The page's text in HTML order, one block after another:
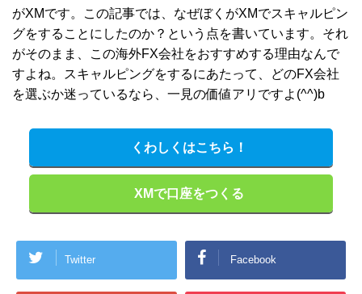
がXMです。この記事では、なぜぼくがXMでスキャルピン
グをすることにしたのか？という点を書いています。それ
がそのまま、この海外FX会社をおすすめする理由なんで
すよね。スキャルピングをするにあたって、どのFX会社
を選ぶか迷っているなら、一見の価値アリですよ(^^)b
くわしくはこちら！
XMで口座をつくる
Twitter Facebook